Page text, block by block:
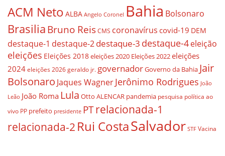
ACM Neto ALBA Angelo Coronel Bahia Bolsonaro
BrasiliaBruno ReisCMS coronavírus covid-19 DEM
destaque-1 destaque-2destaque-3 destaque-4eleição
eleições Eleições 2018eleições 2020 Eleições 2022eleições
2024 eleições 2026 geraldo jr. governadorGoverno da Bahia Jair
Bolsonaro Jaques WagnerJerônimo Rodrigues João
Leão João Roma Lula Otto ALENCAR pandemia pesquisa política ao
vivo PP prefeito presidente PTrelacionada-1
relacionada-2 Rui CostaSalvador STF Vacina